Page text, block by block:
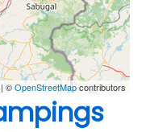
©OpenStreetMapcontributors